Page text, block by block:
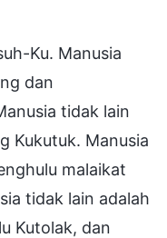
Ku. Manusia
dan
tidak lain
Kukutuk. Manusia
malaikat
tidak lain adalah
Kutolak, dan